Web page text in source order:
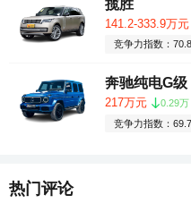
揽胜
141.2-333.9万元
竞争力指数：70.8
奔驰纯电G级
217万元
0.29万
竞争力指数：69.7
热门评论